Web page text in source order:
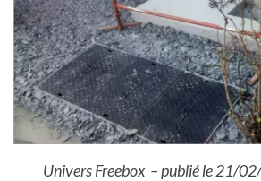
Univers Freebox – publié le 21/